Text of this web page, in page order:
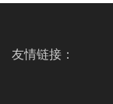
友情链接：